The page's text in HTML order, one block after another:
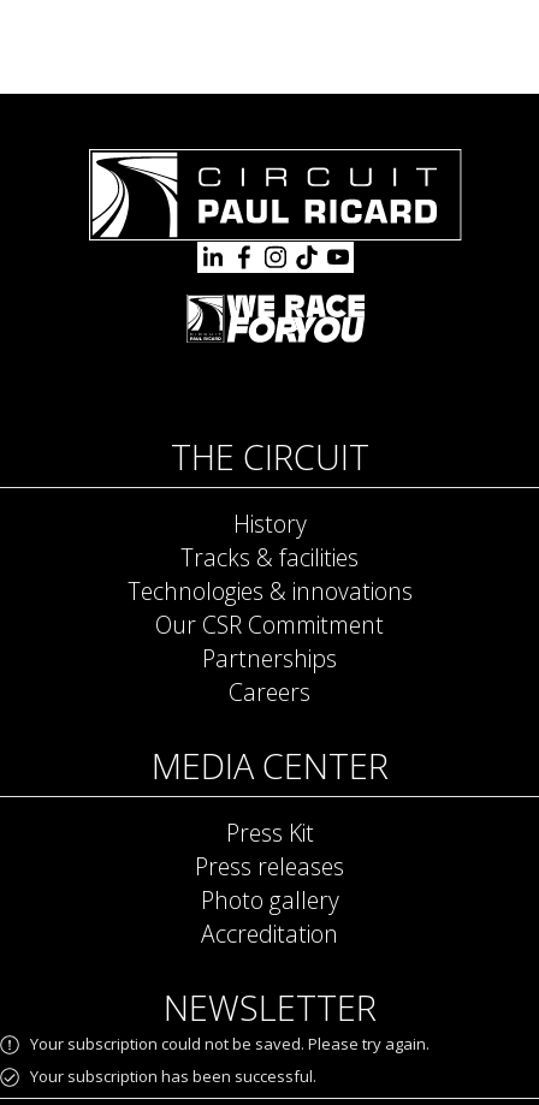
THE CIRCUIT
History
Tracks & facilities
Technologies & innovations
Our CSR Commitment
Partnerships
Careers
MEDIA CENTER
Press Kit
Press releases
Photo gallery
Accreditation
NEWSLETTER
Your subscription could not be saved. Please try again.
Your subscription has been successful.